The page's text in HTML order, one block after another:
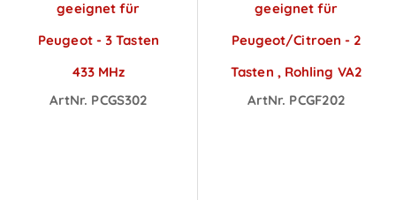
geeignet für
Peugeot - 3 Tasten
433 MHz
ArtNr. PCGS302
geeignet für
Peugeot/Citroen - 2
Tasten , Rohling VA2
ArtNr. PCGF202